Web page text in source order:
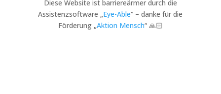
Diese Website ist barriereärmer durch die
Assistenzsoftware „Eye-Able“ – danke für die
Förderung „Aktion Mensch“ 🙏🏻